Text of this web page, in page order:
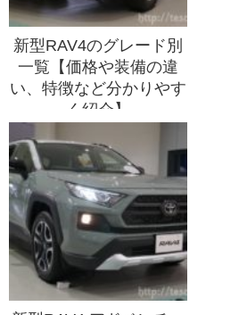
新型RAV4のグレード別
一覧【価格や装備の違
い、特徴など分かりやす
く紹介】